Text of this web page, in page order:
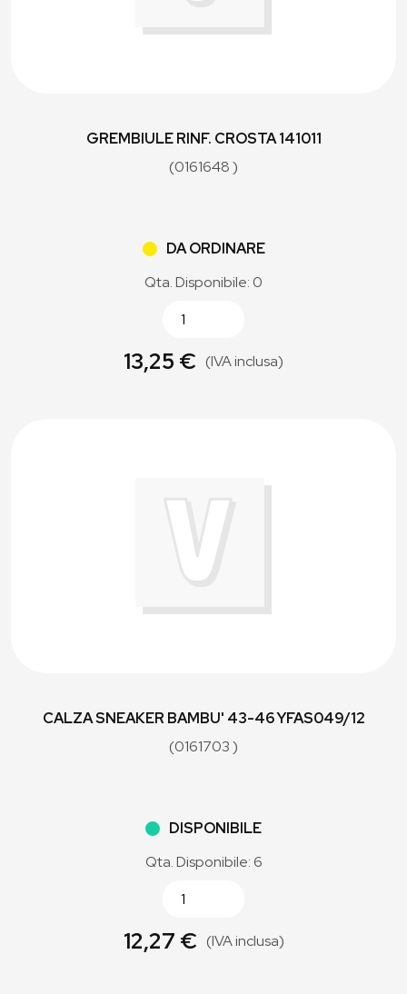
GREMBIULE RINF. CROSTA 141011
(0161648 )
DA ORDINARE
Qta. Disponibile: 0
13,25 € (IVA inclusa)
CALZA SNEAKER BAMBU' 43-46 YFAS049/12
(0161703 )
DISPONIBILE
Qta. Disponibile: 6
12,27 € (IVA inclusa)